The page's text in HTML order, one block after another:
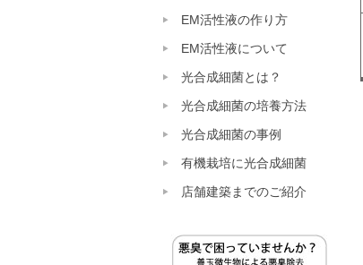
EM活性液の作り方
EM活性液について
光合成細菌とは？
光合成細菌の培養方法
光合成細菌の事例
有機栽培に光合成細菌
店舗建築までのご紹介